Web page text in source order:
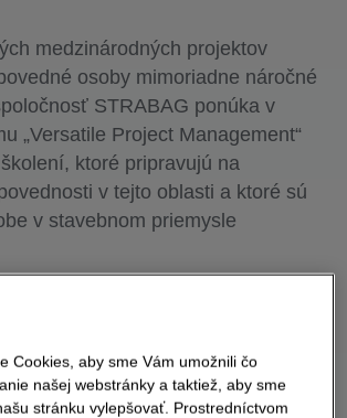
medzinárodných projektov
osoby mimoriadne náročné
STRABAG ponúka v
„Versatile Project Management“
ktoré pripravujú na
v tejto oblasti a ktoré sú
v stavebnom priemysle
Cookies, aby sme Vám umožnili čo
našej webstránky a taktiež, aby sme
stránku vylepšovať. Prostredníctvom